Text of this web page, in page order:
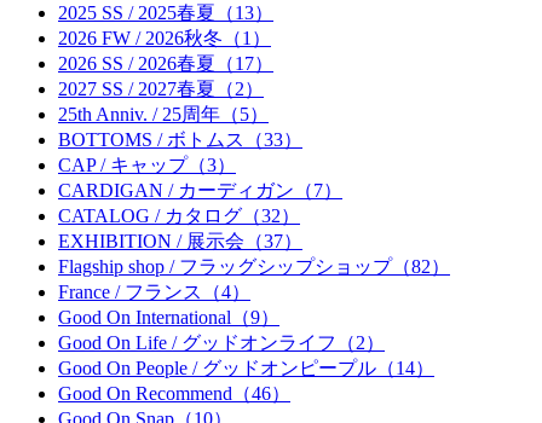
2025 SS / 2025春夏（13）
2026 FW / 2026秋冬（1）
2026 SS / 2026春夏（17）
2027 SS / 2027春夏（2）
25th Anniv. / 25周年（5）
BOTTOMS / ボトムス（33）
CAP / キャップ（3）
CARDIGAN / カーディガン（7）
CATALOG / カタログ（32）
EXHIBITION / 展示会（37）
Flagship shop / フラッグシップショップ（82）
France / フランス（4）
Good On International（9）
Good On Life / グッドオンライフ（2）
Good On People / グッドオンピープル（14）
Good On Recommend（46）